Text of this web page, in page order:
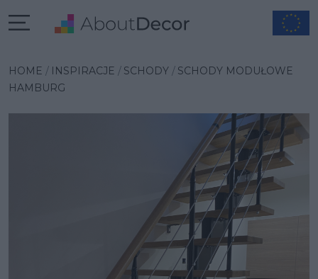
HOME INSPIRACJE SCHODY
SCHODY MODUŁOWE
HAMBURG